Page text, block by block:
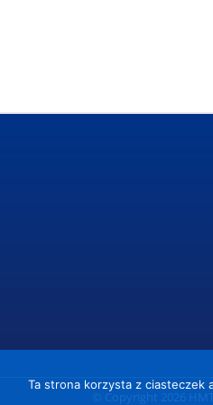
© Copyright
Ta strona korzysta z ciasteczek